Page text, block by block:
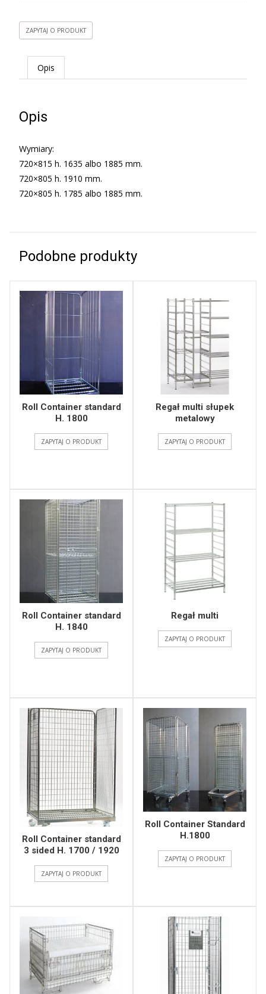
ZAPYTAJ O PRODUKT
Opis
Opis
Wymiary:
720×815 h. 1635 albo 1885 mm.
720×805 h. 1910 mm.
720×805 h. 1785 albo 1885 mm.
Podobne produkty
Roll Container standard
H. 1800
ZAPYTAJ O PRODUKT
Regał multi słupek
metalowy
ZAPYTAJ O PRODUKT
Roll Container standard
H. 1840
ZAPYTAJ O PRODUKT
Regał multi
ZAPYTAJ O PRODUKT
Roll Container standard
3 sided H. 1700 / 1920
ZAPYTAJ O PRODUKT
Roll Container Standard
H.1800
ZAPYTAJ O PRODUKT